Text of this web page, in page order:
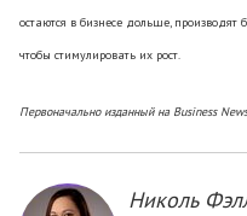
остаются в бизнесе дольше,
чтобы стимулировать их рост.
Первоначально изданный на Business
Николь